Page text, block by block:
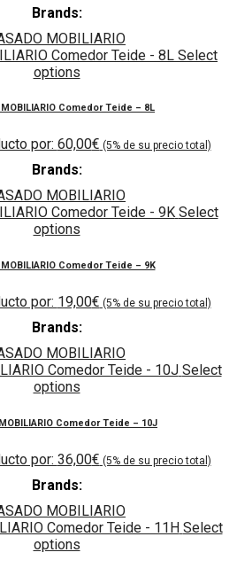
Brands:
MOBILIARIO
Select
options
MOBILIARIO Comedor Teide – 8L
60,00€
Brands:
MOBILIARIO
Select
options
MOBILIARIO Comedor Teide – 9K
19,00€
Brands:
MOBILIARIO
Select
options
Comedor Teide – 10J
36,00€
Brands:
MOBILIARIO
Select
options